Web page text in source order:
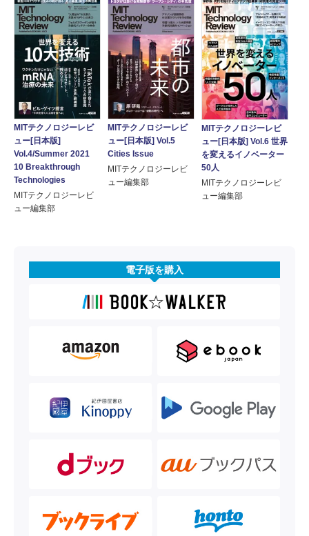
MITテクノロジーレビ
ュー[日本版]
Vol.4/Summer 2021
10 Breakthrough
Technologies
MITテクノロジーレビ
ュー編集部
MITテクノロジーレビ
ュー[日本版] Vol.5
Cities Issue
MITテクノロジーレビ
ュー編集部
MITテクノロジーレビ
ュー[日本版] Vol.6 世界
を変えるイノベーター
50人
MITテクノロジーレビ
ュー編集部
電子版を購入